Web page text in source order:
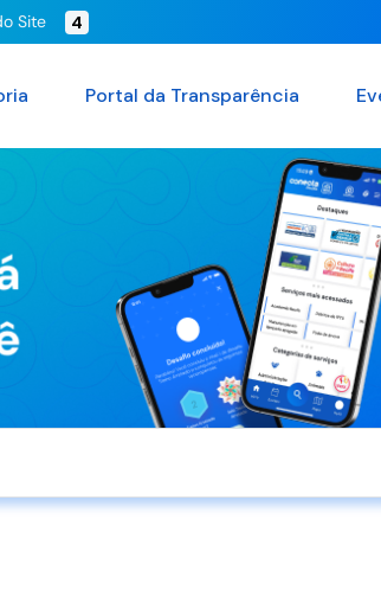
Site 4
Portal da Transparência